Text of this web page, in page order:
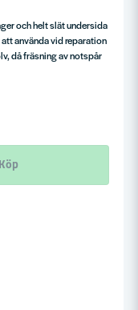
och helt slät undersida
använda vid reparation
då fräsning av notspår
Köp